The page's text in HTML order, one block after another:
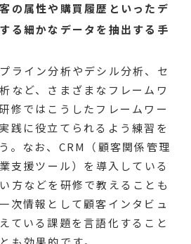
の属性や購買履歴といったデ
る細かなデータを抽出する手
ライン分析やデシル分析、セ
など、さまざまなフレームワ
修ではこうしたフレームワー
践に役立てられるよう練習を
。なお、CRM（顧客関係管理
支援ツール）を導入している
方などを研修で教えることも
次情報として顧客インタビュ
ている課題を言語化すること